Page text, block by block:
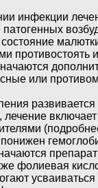
инфекции
противостоять
или
лечение
фолиевая
усваиваться